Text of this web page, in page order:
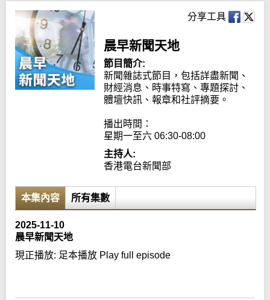
h
分享工具
晨早新聞天地
節目簡介:
新聞雜誌式節目，包括詳盡新聞、
財經消息、時事特寫、專題探討、
體壇快訊、報章和社評摘要。
播出時間：
星期一至六 06:30-08:00
主持人:
香港電台新聞部
本集內容 所有集數
2025-11-10
晨早新聞天地
現正播放: 足本播放 Play full episode